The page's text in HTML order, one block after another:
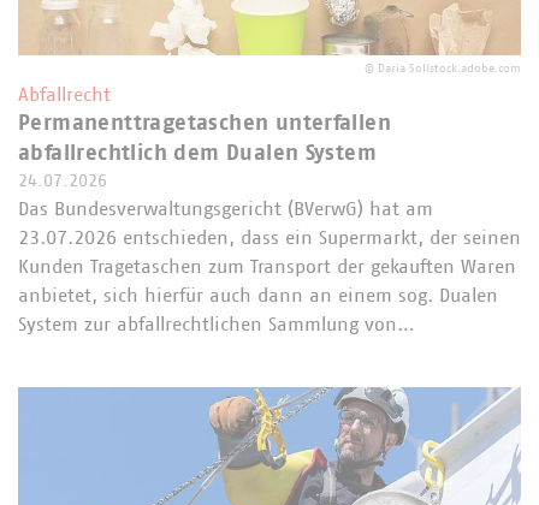
© Daria Sol/stock.adobe.com
Abfallrecht
Permanenttragetaschen unterfallen
abfallrechtlich dem Dualen System
24.07.2026
Das Bundesverwaltungsgericht (BVerwG) hat am
23.07.2026 entschieden, dass ein Supermarkt, der seinen
Kunden Tragetaschen zum Transport der gekauften Waren
anbietet, sich hierfür auch dann an einem sog. Dualen
System zur abfallrechtlichen Sammlung von…